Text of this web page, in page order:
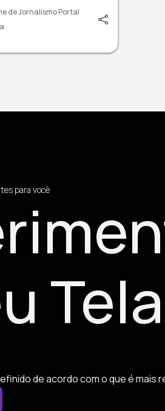
de Jornalismo Portal
para você
Tela
de acordo com o que é mais